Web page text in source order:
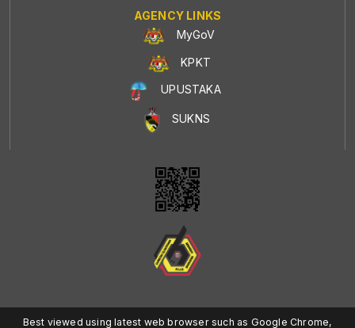
AGENCY LINKS
MyGoV
KPKT
UPUSTAKA
SUKNS
Best viewed using latest web browser such as Google Chrome,